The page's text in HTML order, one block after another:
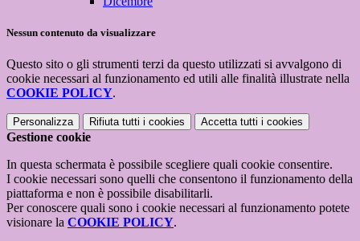
Nessun contenuto da visualizzare
Questo sito o gli strumenti terzi da questo utilizzati si avvalgono di
cookie necessari al funzionamento ed utili alle finalità illustrate nella
COOKIE POLICY.
Personalizza Rifiuta tutti i cookies Accetta tutti i cookies
Gestione cookie
In questa schermata è possibile scegliere quali cookie consentire.
I cookie necessari sono quelli che consentono il funzionamento della
piattaforma e non è possibile disabilitarli.
Per conoscere quali sono i cookie necessari al funzionamento potete
visionare la COOKIE POLICY.